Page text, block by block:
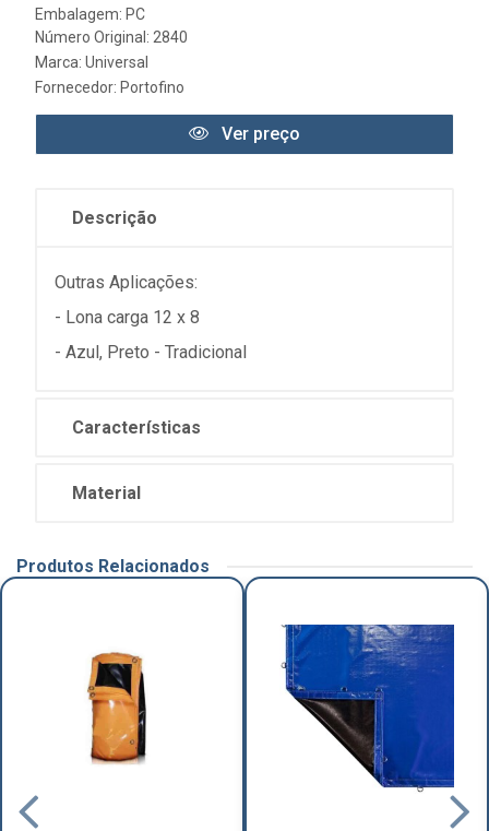
Embalagem: PC
Número Original: 2840
Marca: Universal
Fornecedor: Portofino
Ver preço
Descrição
Outras Aplicações:
- Lona carga 12 x 8
- Azul, Preto - Tradicional
Características
Material
Produtos Relacionados